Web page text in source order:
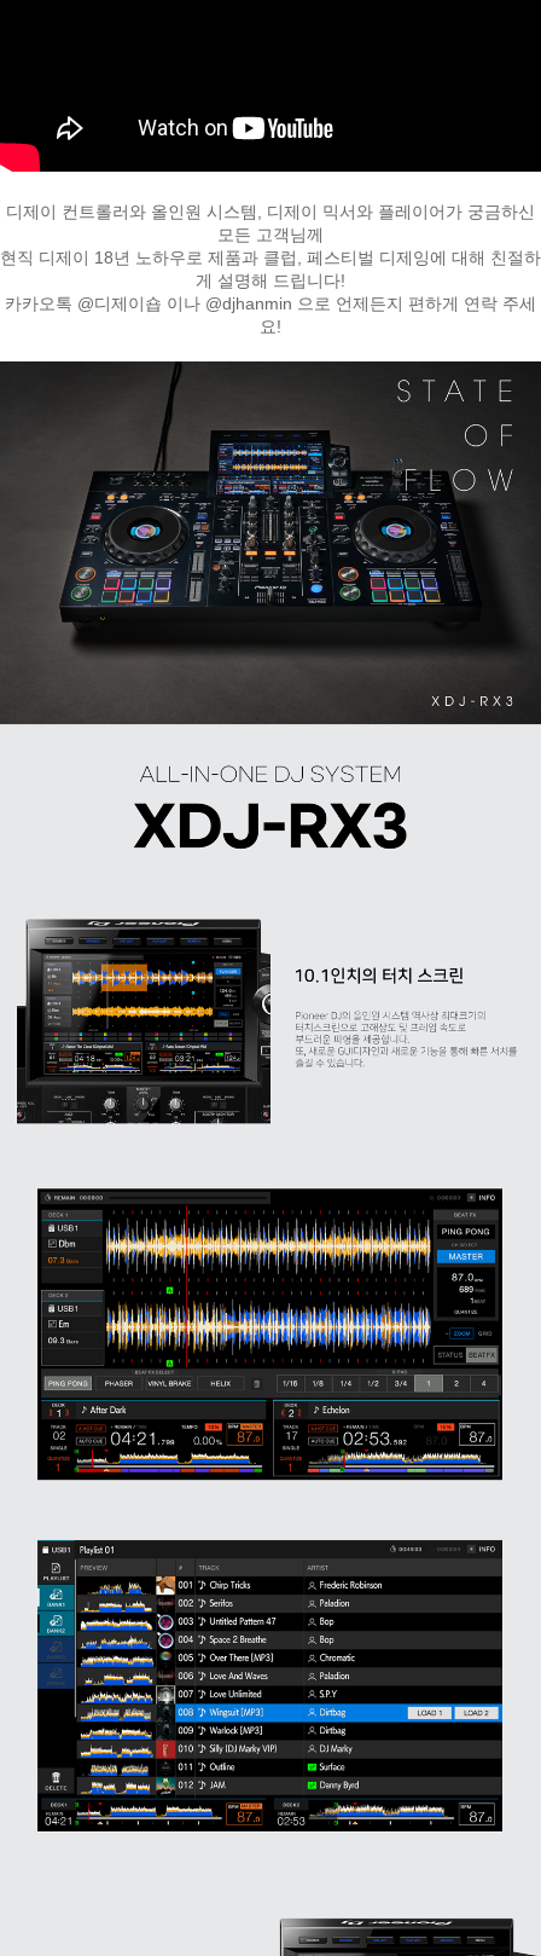
페이코 라이
프 하세요!
구매
디제이 컨트롤러와 올인원 시스템, 디제이 믹서와 플레이어가 궁금하신
모든 고객님께
현직 디제이 18년 노하우로 제품과 클럽, 페스티벌 디제잉에 대해 친절하
게 설명해 드립니다!
카카오톡 @디제이숍 이나 @djhanmin 으로 언제든지 편하게 연락 주세
요!